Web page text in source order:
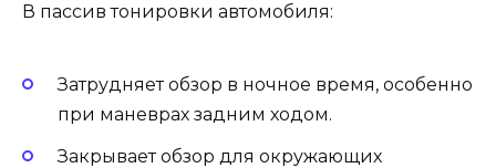
В пассив тонировки автомобиля:
Затрудняет обзор в ночное время, особенно
при маневрах задним ходом.
Закрывает обзор для окружающих